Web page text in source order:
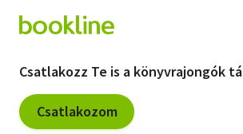
Csatlakozz Te is a könyvrajongók
Csatlakozom